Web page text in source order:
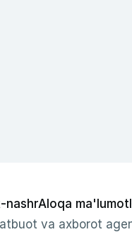
nashrAloqa
va axborot